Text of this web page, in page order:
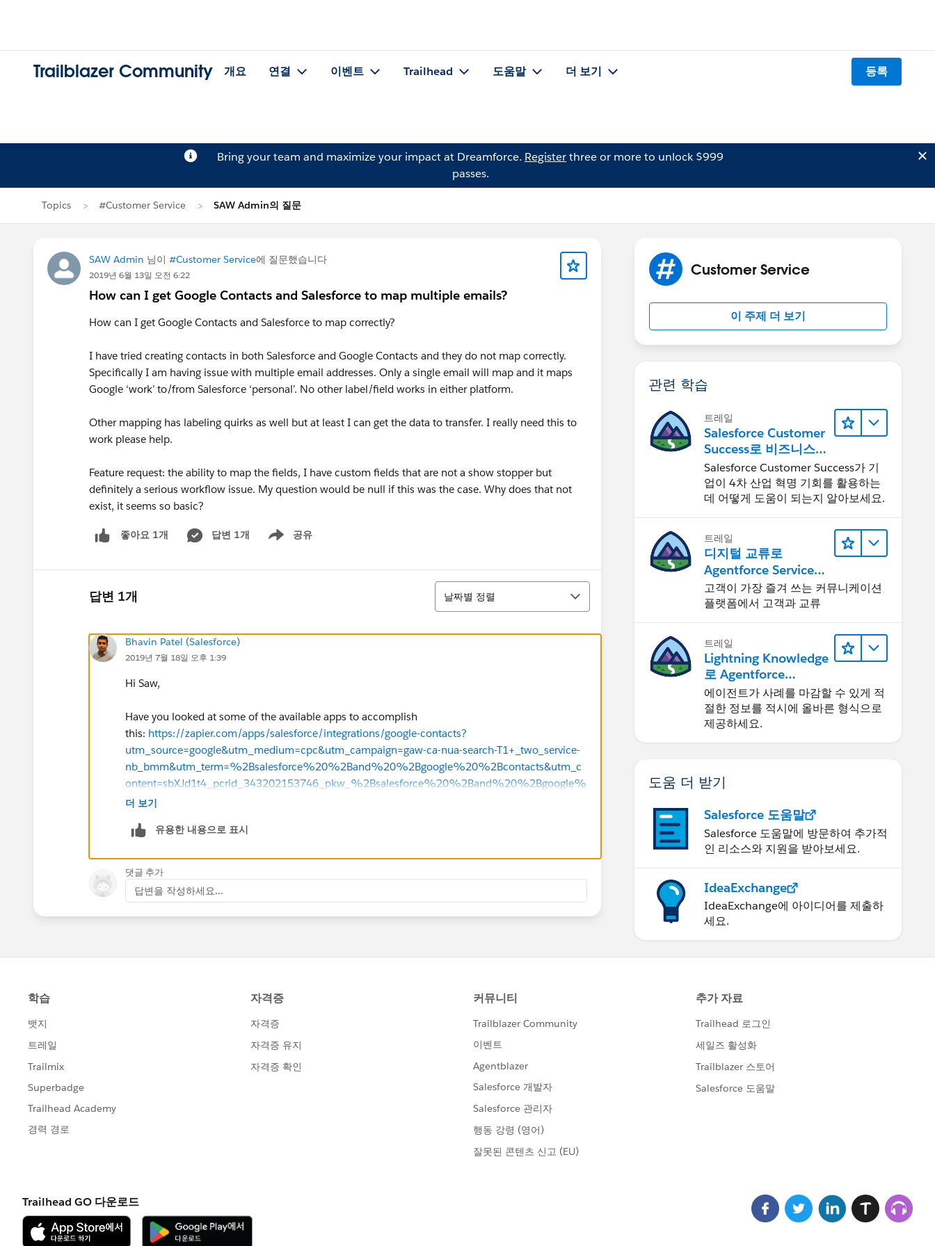
Trailblazer Community 개요 연결 이벤트 Trailhead 도움말 더 보기 등록
Bring your team and maximize your impact at Dreamforce. Registerthree or more to unlock $999
passes.
Topics #Customer Service SAW Admin의 질문
SAW Admin 님이 #Customer Service에 질문했습니다
2019년 6월 13일 오전 6:22
How can I get Google Contacts and Salesforce to map multiple emails?
How can I get Google Contacts and Salesforce to map correctly?
I have tried creating contacts in both Salesforce and Google Contacts and they do not map correctly.
Specifically I am having issue with multiple email addresses. Only a single email will map and it maps
Google ‘work’ to/from Salesforce ‘personal’. No other label/field works in either platform.
Other mapping has labeling quirks as well but at least I can get the data to transfer. I really need this to
work please help.
Feature request: the ability to map the fields, I have custom fields that are not a show stopper but
definitely a serious workflow issue. My question would be null if this was the case. Why does that not
exist, it seems so basic?
좋아요 1개 답변 1개 공유
Show menu
답변 1개
정렬
날짜별 정렬
Bhavin Patel (Salesforce)
2019년 7월 18일 오후 1:39
Hi Saw,
Have you looked at some of the available apps to accomplish
this: https://zapier.com/apps/salesforce/integrations/google-contacts?
utm_source=google&utm_medium=cpc&utm_campaign=gaw-ca-nua-search-T1+_two_service-
nb_bmm&utm_term=%2Bsalesforce%20%2Band%20%2Bgoogle%20%2Bcontacts&utm_c
ontent=sbXJd1t4_pcrid_343202153746_pkw_%2Bsalesforce%20%2Band%20%2Bgoogle%
20%2Bcontacts_pmt_b_pdv_c_slid__pgrid_71711474360_ptaid_kwd-
Bhavin
더 보기
유용한 내용으로 표시
댓글 추가
답변을 작성하세요...
Customer Service
이 주제 더 보기
관련 학습
트레일
Salesforce Customer
Success로 비즈니스를
혁신하기
Salesforce Customer Success가 기
업이 4차 산업 혁명 기회를 활용하는
데 어떻게 도움이 되는지 알아보세요.
트레일
디지털 교류로
Agentforce Service
확장
고객이 가장 즐겨 쓰는 커뮤니케이션
플랫폼에서 고객과 교류
트레일
Lightning Knowledge
로 Agentforce
Service 개선
에이전트가 사례를 마감할 수 있게 적
절한 정보를 적시에 올바른 형식으로
제공하세요.
도움 더 받기
Salesforce 도움말
Salesforce 도움말에 방문하여 추가적
인 리소스와 지원을 받아보세요.
IdeaExchange
IdeaExchange에 아이디어를 제출하
세요.